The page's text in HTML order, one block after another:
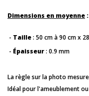
Dimensions en moyenne :
- Taille: 50 cm à 90 cm x
- Épaisseur: 0.9 mm
La règle sur la photo
Idéal pour l'ameublement